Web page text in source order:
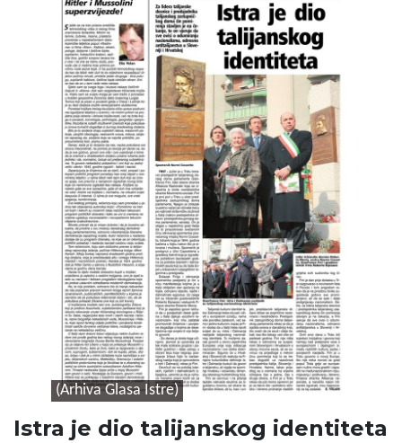
(Arhiva Glasa Istre)
Istra je dio talijanskog identiteta